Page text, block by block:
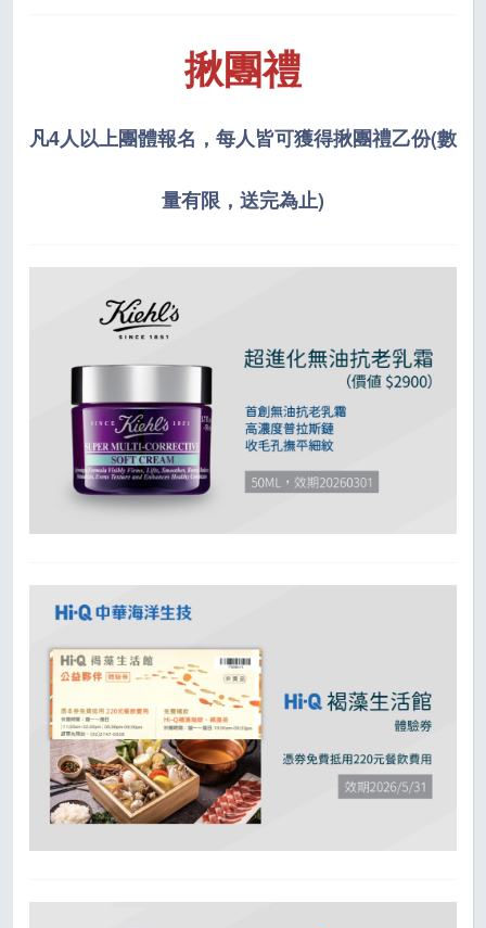
揪團禮
凡4人以上團體報名，每人皆可獲得揪團禮乙份(數
量有限，送完為止)